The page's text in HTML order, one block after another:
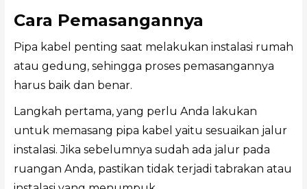
Cara Pemasangannya
Pipa kabel penting saat melakukan instalasi rumah
atau gedung, sehingga proses pemasangannya
harus baik dan benar.
Langkah pertama, yang perlu Anda lakukan
untuk memasang pipa kabel yaitu sesuaikan jalur
instalasi. Jika sebelumnya sudah ada jalur pada
ruangan Anda, pastikan tidak terjadi tabrakan atau